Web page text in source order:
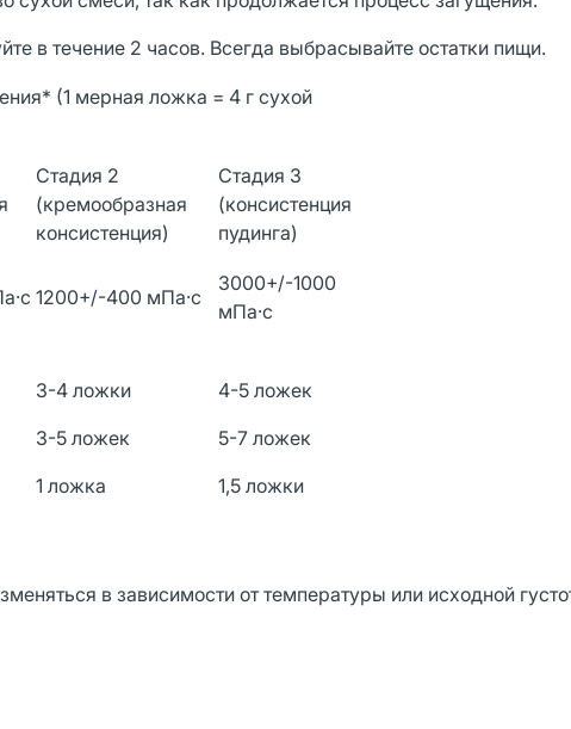
в течение 2 часов. Всегда выбрасывайте остатки пищи.
(1 мерная ложка = 4 г сухой
Стадия 2
(кремообразная
консистенция)
Стадия 3
(консистенция
пудинга)
1200+/-400 мПа·с
3000+/-1000
мПа·с
3-4 ложки
3-5 ложек
1 ложка
4-5 ложек
5-7 ложек
1,5 ложки
в зависимости от температуры или исходной